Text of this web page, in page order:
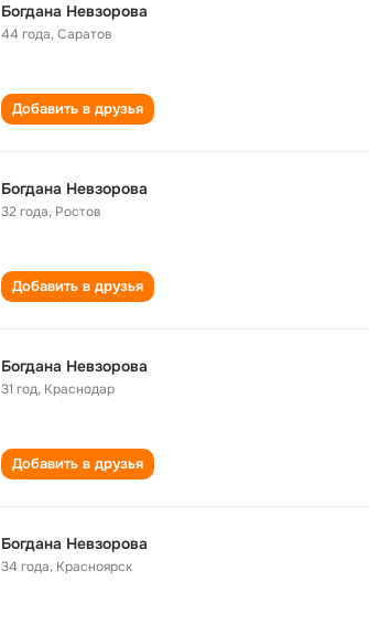
Богдана Невзорова
44 года,Саратов
Добавить в друзья
Богдана Невзорова
32 года, Ростов
Добавить в друзья
Богдана Невзорова
31 год, Краснодар
Добавить в друзья
Богдана Невзорова
34 года, Красноярск